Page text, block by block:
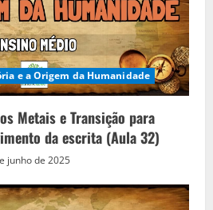
e a Origem da Humanidade
Metais e Transição para
da escrita (Aula 32)
junho de 2025